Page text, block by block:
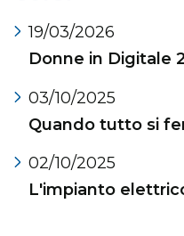
19/03/2026
Donne in Digitale
03/10/2025
Quando tutto si
02/10/2025
L'impianto